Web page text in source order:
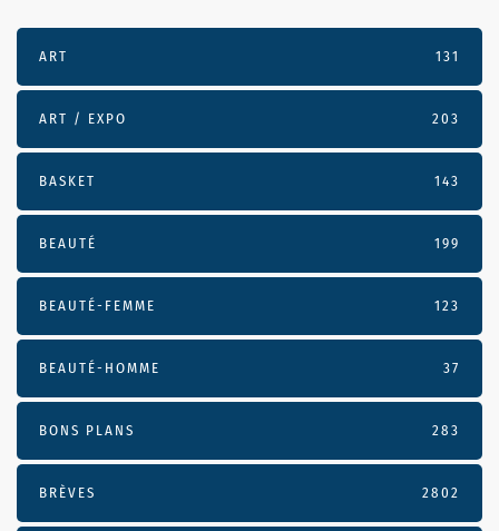
ART 131
ART / EXPO 203
BASKET 143
BEAUTÉ 199
BEAUTÉ-FEMME 123
BEAUTÉ-HOMME 37
BONS PLANS 283
BRÈVES 2802